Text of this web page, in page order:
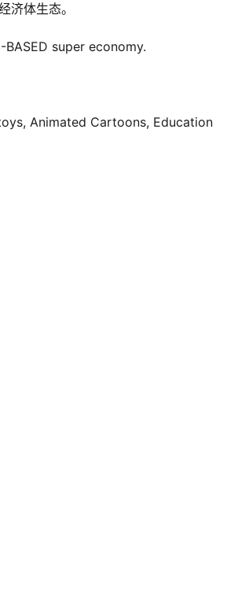
济体生态。
BASED super economy.
Animated Cartoons, Education